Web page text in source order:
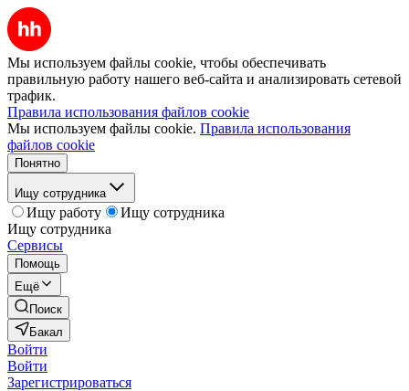
Мы используем файлы cookie, чтобы обеспечивать
правильную работу нашего веб-сайта и анализировать сетевой
трафик.
Правила использования файлов cookie
Мы используем файлы cookie. Правила использования
файлов cookie
Понятно
Ищу сотрудника
Ищу работу
Ищу сотрудника
Ищу сотрудника
Сервисы
Помощь
Ещё
Поиск
Бакал
Войти
Войти
Зарегистрироваться